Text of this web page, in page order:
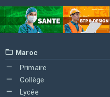
Maroc
Primaire
Collège
Lycée